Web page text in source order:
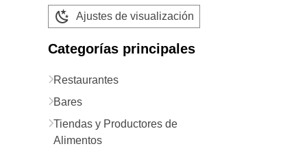
Ajustes de visualización
Categorías principales
Restaurantes
Bares
Tiendas y Productores de
Alimentos